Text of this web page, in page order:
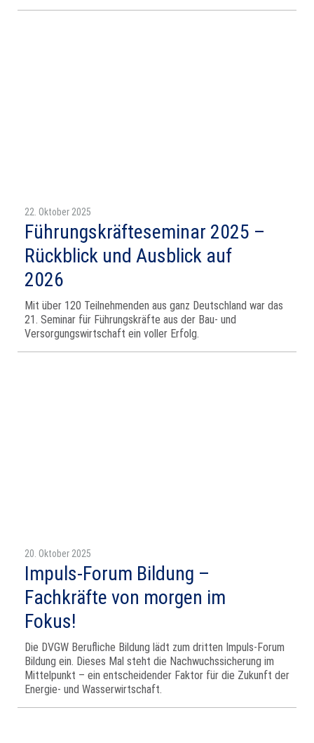
22. Oktober 2025
Führungskräfteseminar 2025 –
Rückblick und Ausblick auf
2026
Mit über 120 Teilnehmenden aus ganz Deutschland war das
21. Seminar für Führungskräfte aus der Bau- und
Versorgungswirtschaft ein voller Erfolg.
20. Oktober 2025
Impuls-Forum Bildung –
Fachkräfte von morgen im
Fokus!
Die DVGW Berufliche Bildung lädt zum dritten Impuls-Forum
Bildung ein. Dieses Mal steht die Nachwuchssicherung im
Mittelpunkt – ein entscheidender Faktor für die Zukunft der
Energie- und Wasserwirtschaft.